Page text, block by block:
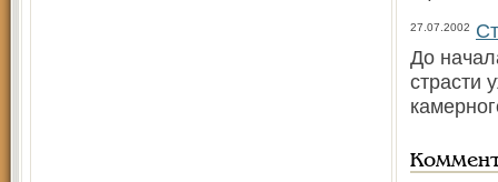
27.07.2002
До
страсти